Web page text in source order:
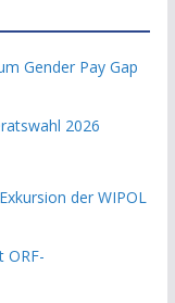
Gender Pay Gap
2026
der WIPOL
ORF-